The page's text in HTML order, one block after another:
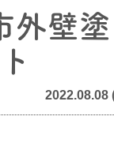
外壁塗
2022.08.08